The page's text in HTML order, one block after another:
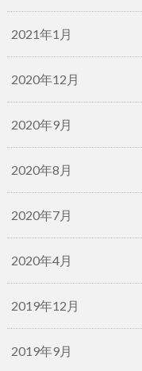
2021年1月
2020年12月
2020年9月
2020年8月
2020年7月
2020年4月
2019年12月
2019年9月